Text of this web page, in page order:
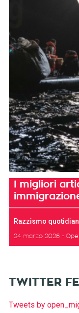
I migliori
Razzismo
24 marzo 2026
TWITTER
Tweets by